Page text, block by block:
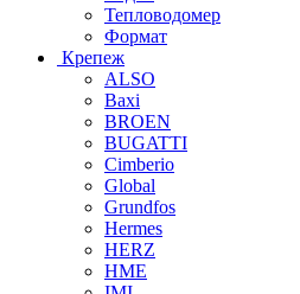
Тепловодомер
Формат
Крепеж
ALSO
Baxi
BROEN
BUGATTI
Cimberio
Global
Grundfos
Hermes
HERZ
HME